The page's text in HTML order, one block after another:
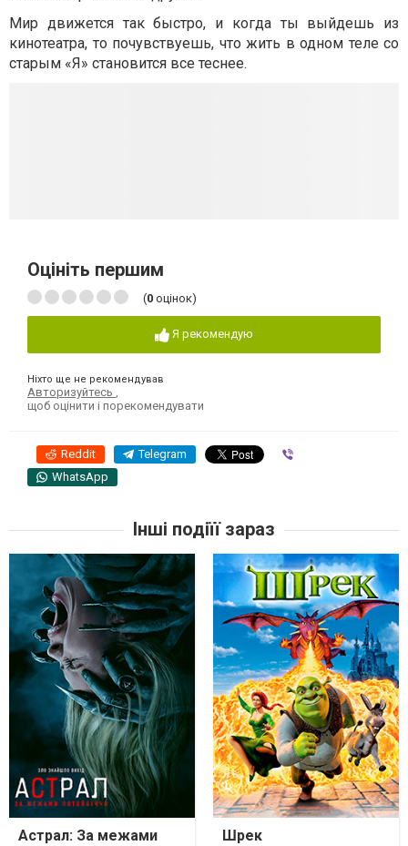
Мир движется так быстро, и когда ты выйдешь из
кинотеатра, то почувствуешь, что жить в одном теле со
старым «Я» становится все теснее.
Оцініть першим
(0 оцінок)
Я рекомендую
Ніхто ще не рекомендував
Авторизуйтесь
щоб оцінити і порекомендувати
Reddit Telegram
WhatsApp
Інші подіїї зараз
Астрал: За межами
Шрек